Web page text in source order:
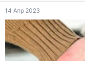
ы
л
14 Апр 2023